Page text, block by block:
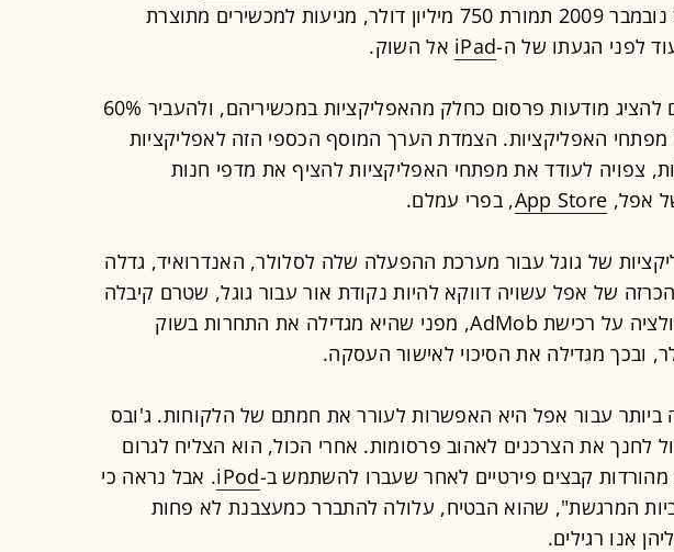
על-ידה בחודש נובמבר 2009 תמורת 750 מיליון דולר, מגיעות למכשירים מתוצרת
לפני הגעתו של ה-iPad אל השוק.
באפל מתכננים להציג מודעות פרסום כחלק מהאפליקציות במכשיריהם, ולהעביר 60%
האפליקציות. הצמדת הערך המוסף הכספי הזה לאפליקציות
צפויה לעודד את מפתחי האפליקציות להציף את מדפי חנות
אפל, App Store, בפרי עמלם.
של גוגל עבור מערכת ההפעלה שלה לסלולר, האנדרואיד, גדלה
של אפל עשויה דווקא להיות נקודת אור עבור גוגל, שטרם קיבלה
את אישור הרגולציה על רכישת AdMob, מפני שהיא מגדילה את התחרות בשוק
ובכך מגדילה את הסיכוי לאישור העסקה.
ביותר עבור אפל היא האפשרות לעורר את חמתם של הלקוחות. ג'ובס
לחנך את הצרכנים לאהוב פרסומות. אחרי הכול, הוא הצליח לגרום
מהורדות קבצים פירטיים לאחר שעברו להשתמש ב-iPod. אבל נראה כי
המרגשת", שהוא הבטיח, עלולה להתברר כמעצבנת לא פחות
אנו רגילים.